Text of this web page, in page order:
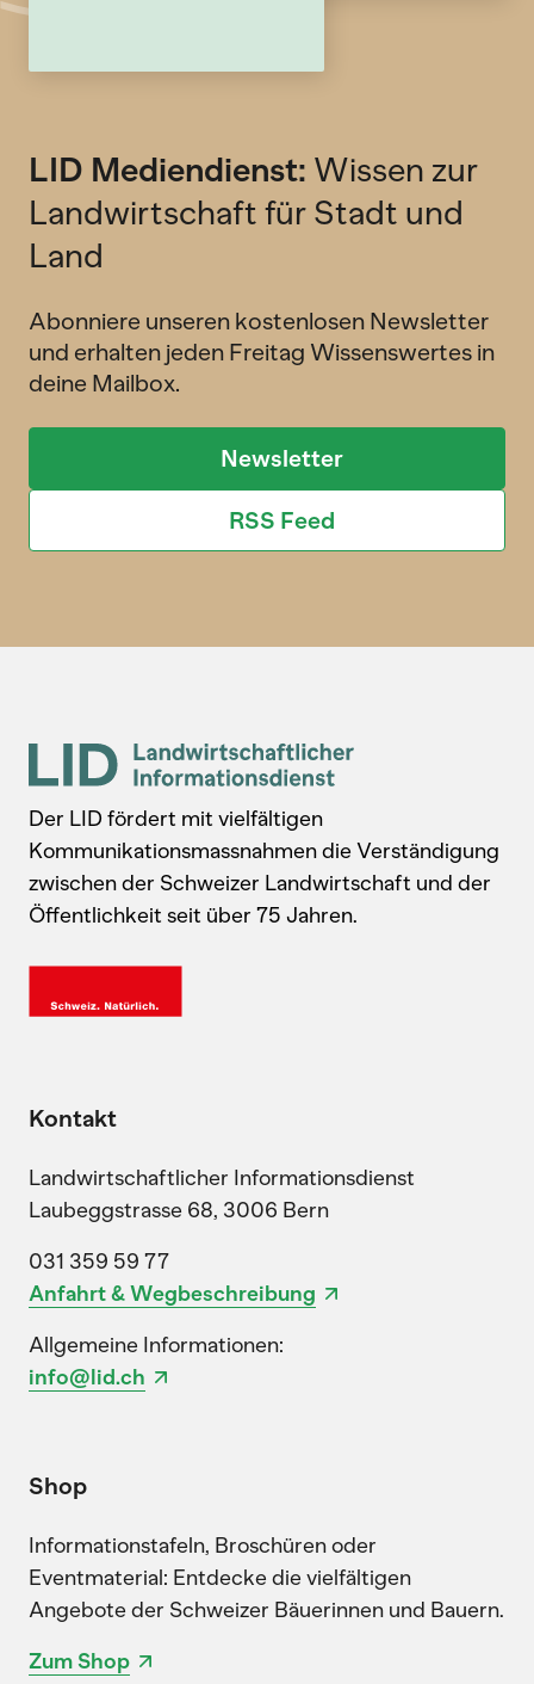
LID Mediendienst: Wissen zur
Landwirtschaft für Stadt und
Land
Abonniere unseren kostenlosen Newsletter
und erhalten jeden Freitag Wissenswertes in
deine Mailbox.
Newsletter
RSS Feed
Der LID fördert mit vielfältigen
Kommunikationsmassnahmen die Verständigung
zwischen der Schweizer Landwirtschaft und der
Öffentlichkeit seit über 75 Jahren.
Kontakt
Landwirtschaftlicher Informationsdienst
Laubeggstrasse 68, 3006 Bern
031 359 59 77
Anfahrt & Wegbeschreibung
Allgemeine Informationen:
info@lid.ch
Shop
Informationstafeln, Broschüren oder
Eventmaterial: Entdecke die vielfältigen
Angebote der Schweizer Bäuerinnen und Bauern.
Zum Shop